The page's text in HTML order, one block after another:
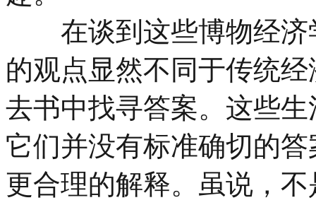
在谈到这些博物经济
的观点显然不同于传统
去书中找寻答案。这些
它们并没有标准确切的
更合理的解释。虽说，